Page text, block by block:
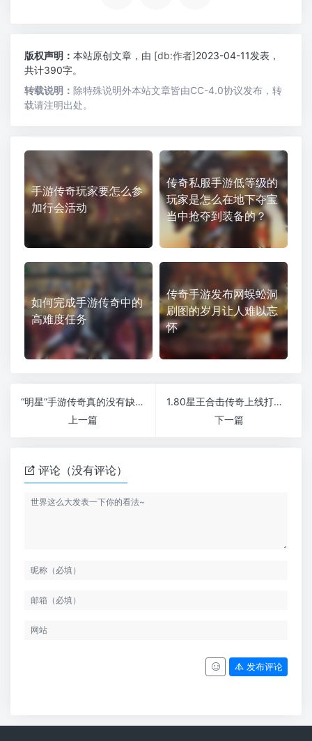
版权声明： 本站原创文章，由 [db:作者]2023-04-11发表，
共计390字。
转载说明： 除特殊说明外本站文章皆由CC-4.0协议发布，转
载请注明出处。
手游传奇玩家要怎么参
加行会活动
传奇私服手游低等级的
玩家是怎么在地下夺宝
当中抢夺到装备的？
如何完成手游传奇中的
高难度任务
传奇手游发布网蜈蚣洞
刷图的岁月让人难以忘
怀
“明星”手游传奇真的没有缺点吗？
上一篇
1.80星王合击传奇上线打怪就能终极全满毕业
下一篇
评论（没有评论）
发布评论